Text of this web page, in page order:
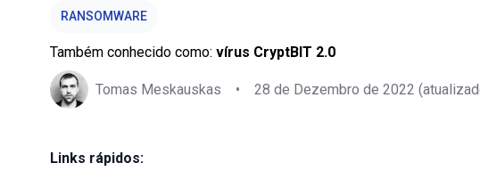
RANSOMWARE
Também conhecido como: vírus CryptBIT 2.0
Tomas Meskauskas • 28 de Dezembro de 2022
Links rápidos: